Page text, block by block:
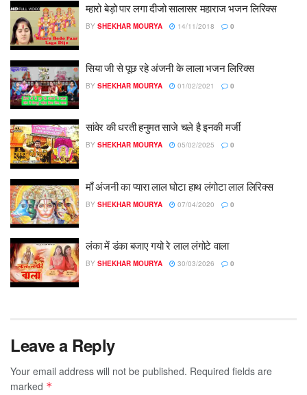
म्हारो बेड़ो पार लगा दीजो सालासर महाराज भजन लिरिक्स
BY SHEKHAR MOURYA 14/11/2018 0
सिया जी से पूछ रहे अंजनी के लाला भजन लिरिक्स
BY SHEKHAR MOURYA 01/02/2021 0
सांवेर की धरती हनुमत साजे चले है इनकी मर्जी
BY SHEKHAR MOURYA 05/02/2025 0
माँ अंजनी का प्यारा लाल घोटा हाथ लंगोटा लाल लिरिक्स
BY SHEKHAR MOURYA 07/04/2020 0
लंका में डंका बजाए गयो रे लाल लंगोटे वाला
BY SHEKHAR MOURYA 30/03/2026 0
Leave a Reply
Your email address will not be published. Required fields are
marked *